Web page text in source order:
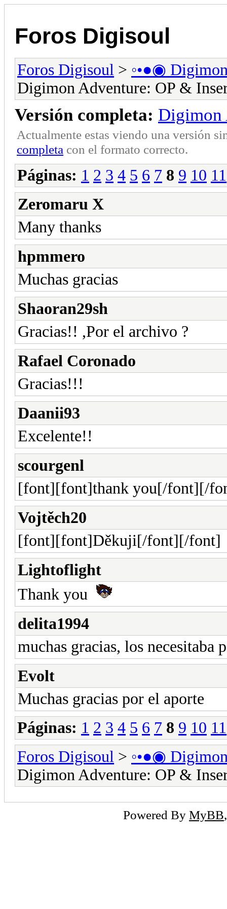
Foros Digisoul
Foros Digisoul > ◦•●◉
Digimon Adventure: OP &
Versión completa: Digimon
Actualmente estas viendo una versión
completa con el formato correcto.
Páginas: 1 2 3 4 5 6 7 8 9 10 11
Zeromaru X
Many thanks
hpmmero
Muchas gracias
Shaoran29sh
Gracias!! ,Por el archivo ?
Rafael Coronado
Gracias!!!
Daanii93
Excelente!!
scourgenl
[font][font]thank you[/font][/
Vojtěch20
[font][font]Děkuji[/font][/font]
Lightoflight
Thank you
delita1994
muchas gracias, los necesitaba
Evolt
Muchas gracias por el aporte
Páginas: 1 2 3 4 5 6 7 8 9 10 11
Foros Digisoul > ◦•●◉
Digimon Adventure: OP &
Powered By MyBB